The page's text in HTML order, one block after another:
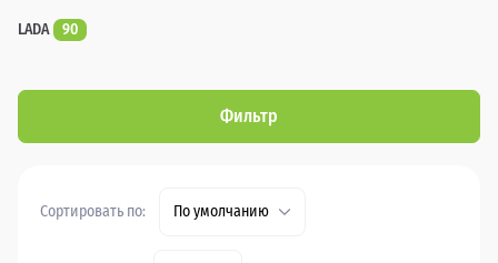
LADA 90
Фильтр
Сортировать по: По умолчанию